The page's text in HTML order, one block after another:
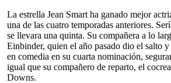
La estrella Jean Smart ha ganado mejor
una de las cuatro temporadas anteriores.
se llevara una quinta. Su compañera a lo
Einbinder, quien el año pasado dio el salto
en comedia en su cuarta nominación,
igual que su compañero de reparto, el
Downs.